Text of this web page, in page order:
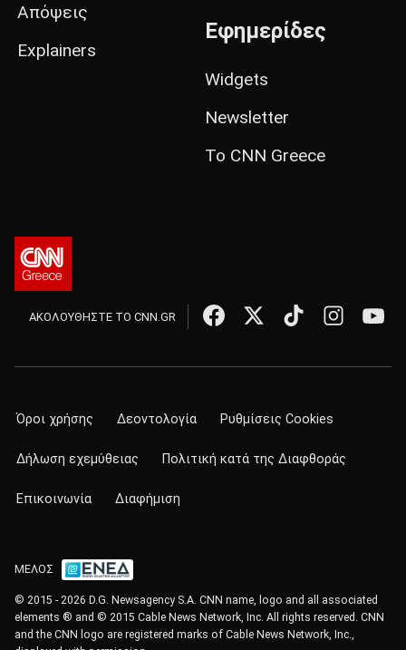
Απόψεις
Explainers
Εφημερίδες
Widgets
Newsletter
Το CNN Greece
ΑΚΟΛΟΥΘΗΣΤΕ ΤΟ CNN.GR
Όροι χρήσης Δεοντολογία Ρυθμίσεις Cookies
Δήλωση εχεμύθειας Πολιτική κατά της Διαφθοράς
Επικοινωνία Διαφήμιση
ΜΕΛΟΣ
© 2015 - 2026 D.G. Newsagency S.A. CNN name, logo and all associated
elements ® and © 2015 Cable News Network, Inc. All rights reserved. CNN
and the CNN logo are registered marks of Cable News Network, Inc.,